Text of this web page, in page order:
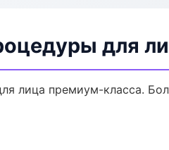
для
лица премиум-класса.